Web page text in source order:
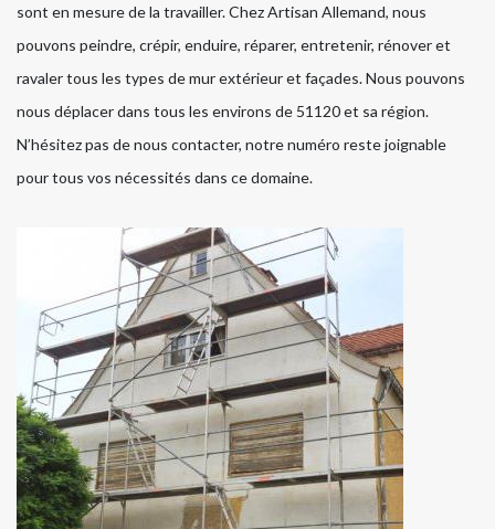
sont en mesure de la travailler. Chez Artisan Allemand, nous
pouvons peindre, crépir, enduire, réparer, entretenir, rénover et
ravaler tous les types de mur extérieur et façades. Nous pouvons
nous déplacer dans tous les environs de 51120 et sa région.
N’hésitez pas de nous contacter, notre numéro reste joignable
pour tous vos nécessités dans ce domaine.